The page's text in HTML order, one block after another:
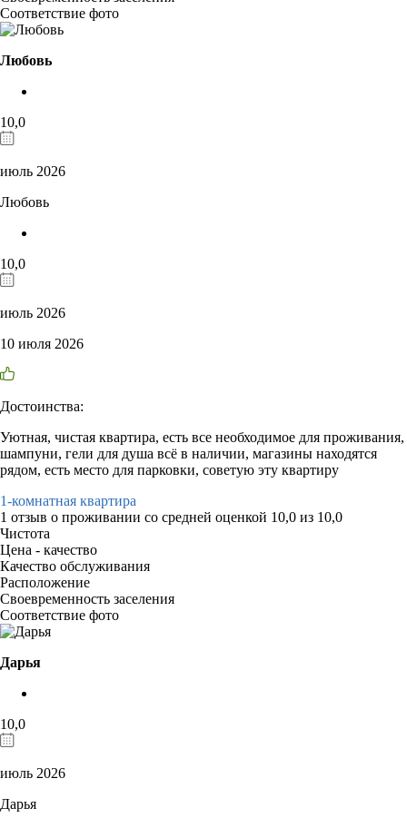
Соответствие фото
Любовь
10,0
июль 2026
Любовь
10,0
июль 2026
10 июля 2026
Достоинства:
Уютная, чистая квартира, есть все необходимое для проживания,
шампуни, гели для душа всё в наличии, магазины находятся
рядом, есть место для парковки, советую эту квартиру
1-комнатная квартира
1 отзыв о проживании со средней оценкой 10,0 из 10,0
Чистота
Цена - качество
Качество обслуживания
Расположение
Своевременность заселения
Соответствие фото
Дарья
10,0
июль 2026
Дарья